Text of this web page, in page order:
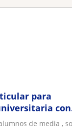
para
con
de media ,